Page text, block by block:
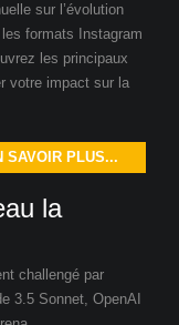
sur l’évolution
formats Instagram
les principaux
votre impact sur la
SAVOIR PLUS...
la
challengé par
3.5 Sonnet, OpenAI